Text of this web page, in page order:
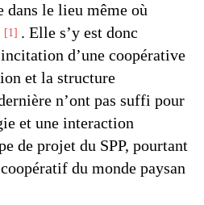
dans le lieu même où
1
. Elle s’y est donc
d’une coopérative
et la structure
n’ont pas suffi pour
et une interaction
de projet du SPP, pourtant
du monde paysan